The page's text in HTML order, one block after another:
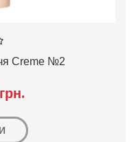
Creme №2